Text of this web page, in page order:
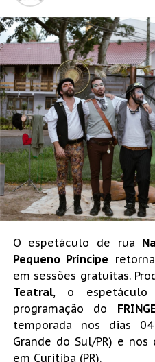
O espetáculo de rua
Pequeno Príncipe
em sessões gratuitas.
Teatral, o
programação do
temporada nos dias
Grande do Sul/PR) e
em Curitiba (PR).